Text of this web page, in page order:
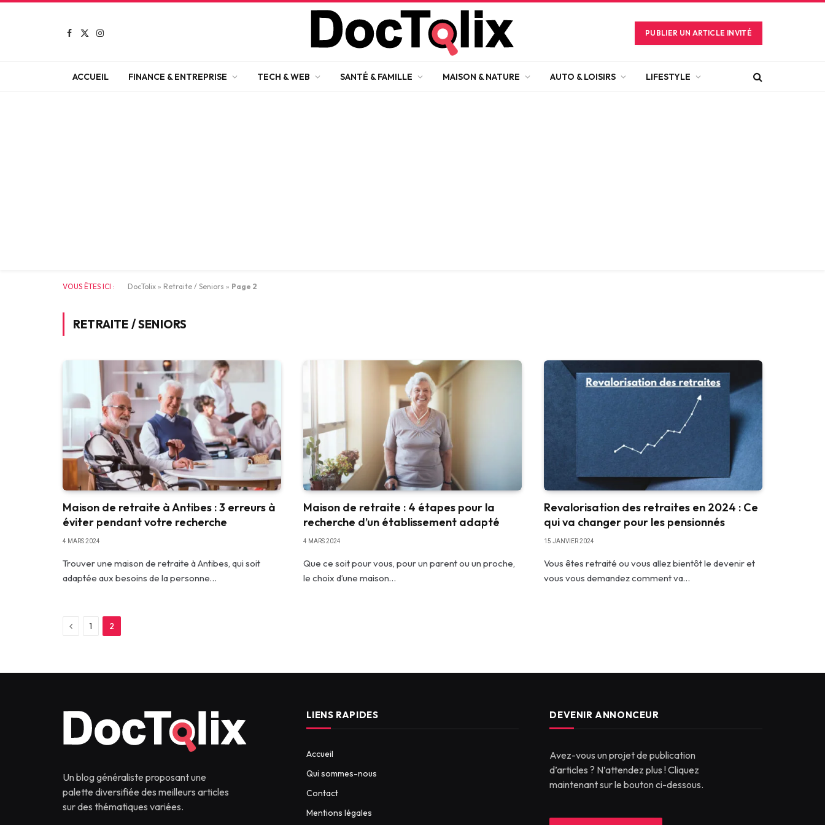
Facebook
X
Instagram PUBLIER UN ARTICLE INVITÉ
ACCUEIL FINANCE & ENTREPRISE TECH & WEB SANTÉ & FAMILLE MAISON & NATURE AUTO & LOISIRS LIFESTYLE
VOUS ÊTES ICI : DocTolix » Retraite / Seniors » Page 2
RETRAITE / SENIORS
Maison de retraite à Antibes : 3 erreurs à
éviter pendant votre recherche
4 MARS 2024
Trouver une maison de retraite à Antibes, qui soit
adaptée aux besoins de la personne…
Maison de retraite : 4 étapes pour la
recherche d’un établissement adapté
4 MARS 2024
Que ce soit pour vous, pour un parent ou un proche,
le choix d’une maison…
Revalorisation des retraites en 2024 : Ce
qui va changer pour les pensionnés
15 JANVIER 2024
Vous êtes retraité ou vous allez bientôt le devenir et
vous vous demandez comment va…
Previous
1 2
Un blog généraliste proposant une
palette diversifiée des meilleurs articles
sur des thématiques variées.
LIENS RAPIDES
Accueil
Qui sommes-nous
Contact
Mentions légales
DEVENIR ANNONCEUR
Avez-vous un projet de publication
d’articles ? N’attendez plus ! Cliquez
maintenant sur le bouton ci-dessous.